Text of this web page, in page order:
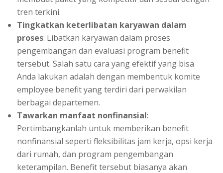
tren terkini.
Tingkatkan keterlibatan karyawan dalam
proses: Libatkan karyawan dalam proses
pengembangan dan evaluasi program benefit
tersebut. Salah satu cara yang efektif yang bisa
Anda lakukan adalah dengan membentuk komite
employee benefityang terdiri dari perwakilan
berbagai departemen.
Tawarkan manfaat nonfinansial:
Pertimbangkanlah untuk memberikan benefit
nonfinansial seperti fleksibilitas jam kerja, opsi kerja
dari rumah, dan program pengembangan
keterampilan. Benefit tersebut biasanya akan